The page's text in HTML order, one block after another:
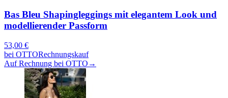
Bas Bleu Shapingleggings mit elegantem Look und
modellierender Passform
53,00 €
bei OTTORechnungskauf
Auf Rechnung bei OTTO →